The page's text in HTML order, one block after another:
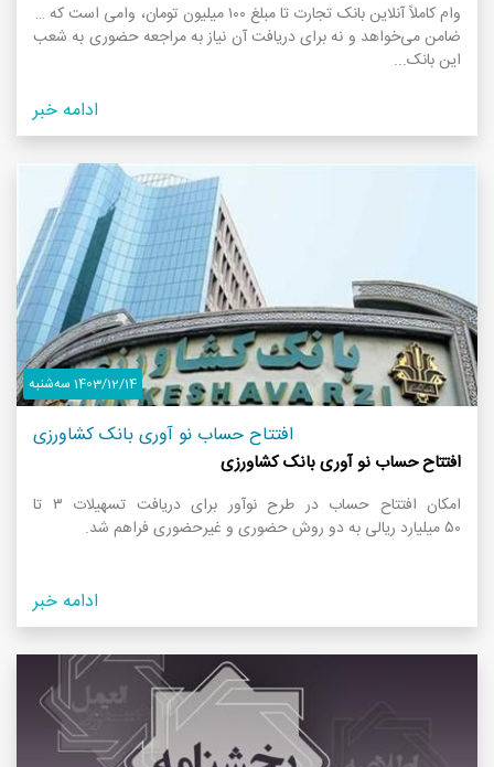
وام کاملاً آنلاین بانک تجارت تا مبلغ ۱۰۰ میلیون تومان، وامی است که نه
ضامن می‌خواهد و نه برای دریافت آن نیاز به مراجعه حضوری به شعب
این بانک...
ادامه خبر
1403/12/14 سه‌شنبه
افتتاح حساب نو آوری بانک کشاورزی
افتتاح حساب نو آوری بانک کشاورزی
امکان افتتاح حساب در طرح نوآور برای دریافت تسهیلات ۳ تا
۵۰ میلیارد ریالی به دو روش حضوری و غیرحضوری فراهم شد.
ادامه خبر